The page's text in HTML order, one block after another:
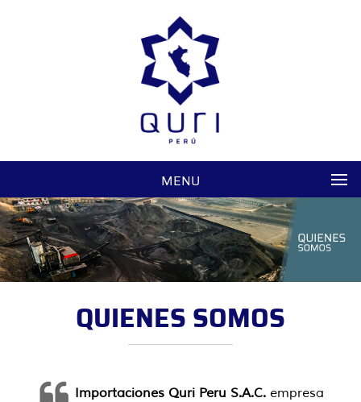
MENU
QUIENES SOMOS
Importaciones Quri Peru S.A.C.empresa